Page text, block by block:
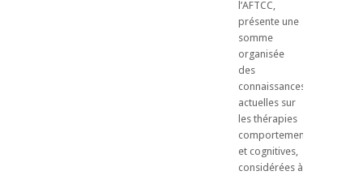
l’AFTCC,
présente une
somme
organisée
des
connaissances
actuelles sur
les thérapies
comportementales
et cognitives,
considérées à